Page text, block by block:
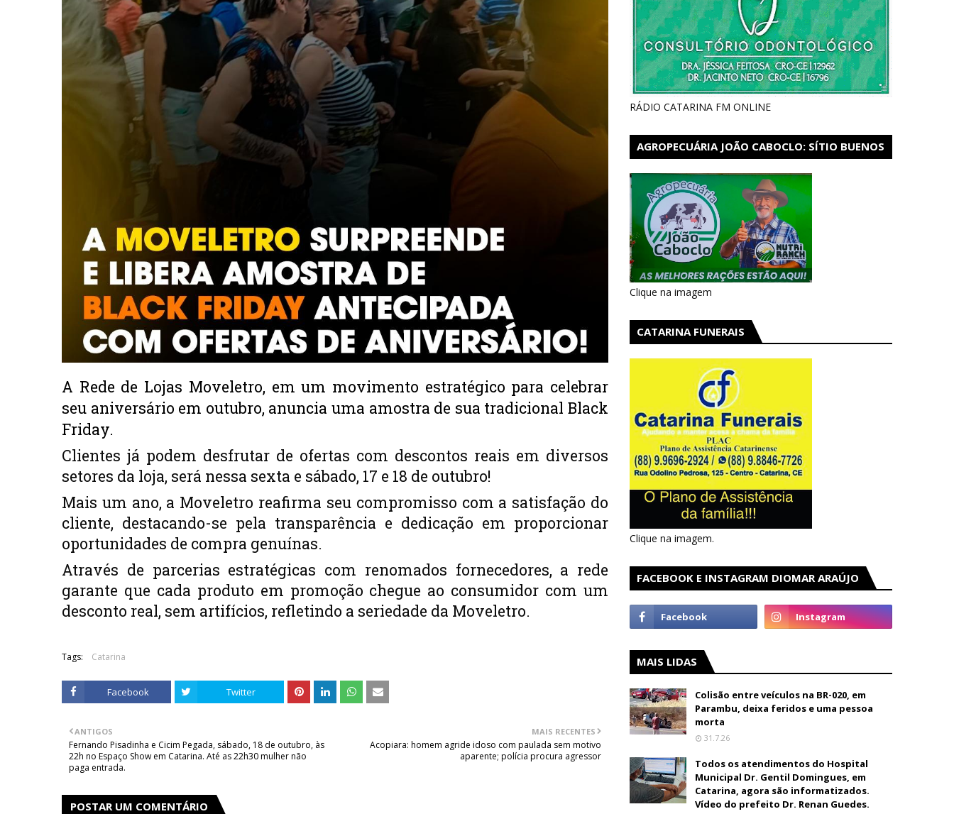
A Rede de Lojas Moveletro, em um movimento estratégico para celebrar
seu aniversário em outubro, anuncia uma amostra de sua tradicional Black
Friday.
Clientes já podem desfrutar de ofertas com descontos reais em diversos
setores da loja, será nessa sexta e sábado, 17 e 18 de outubro!
Mais um ano, a Moveletro reafirma seu compromisso com a satisfação do
cliente, destacando-se pela transparência e dedicação em proporcionar
oportunidades de compra genuínas.
Através de parcerias estratégicas com renomados fornecedores, a rede
garante que cada produto em promoção chegue ao consumidor com um
desconto real, sem artifícios, refletindo a seriedade da Moveletro.
Tags: Catarina
Facebook Twitter
MAIS RECENTES
Acopiara: homem agride idoso com paulada sem motivo
aparente; polícia procura agressor
ANTIGOS
Fernando Pisadinha e Cicim Pegada, sábado, 18 de outubro, às
22h no Espaço Show em Catarina. Até as 22h30 mulher não
paga entrada.
POSTAR UM COMENTÁRIO
RÁDIO CATARINA FM ONLINE
AGROPECUÁRIA JOÃO CABOCLO: SÍTIO BUENOS
Clique na imagem
CATARINA FUNERAIS
Clique na imagem.
FACEBOOK E INSTAGRAM DIOMAR ARAÚJO
MAIS LIDAS
Colisão entre veículos na BR-020, em
Parambu, deixa feridos e uma pessoa
morta
31.7.26
Todos os atendimentos do Hospital
Municipal Dr. Gentil Domingues, em
Catarina, agora são informatizados.
Vídeo do prefeito Dr. Renan Guedes.